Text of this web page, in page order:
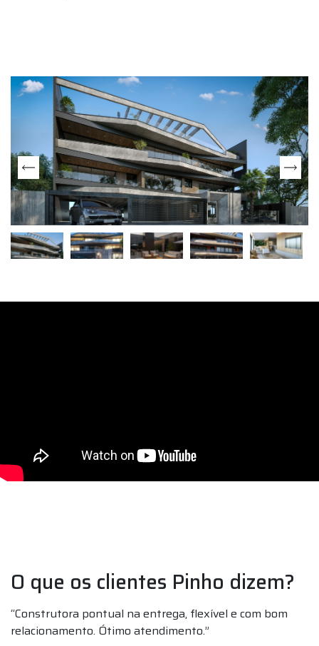
O que os clientes Pinho dizem?
“Construtora pontual na entrega, flexível e com bom
relacionamento. Ótimo atendimento.”